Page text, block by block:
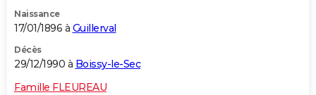
Naissance
17/01/1896 à Guillerval
Décès
29/12/1990 à Boissy-le-Sec
Famille FLEUREAU